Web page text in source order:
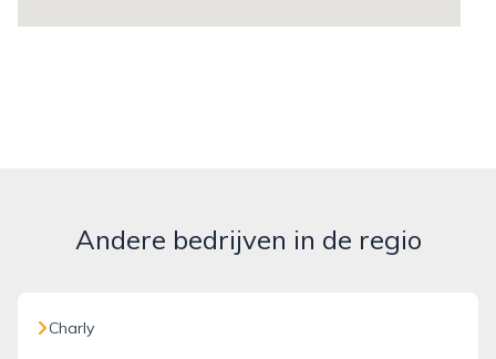
Andere bedrijven in de regio
Charly